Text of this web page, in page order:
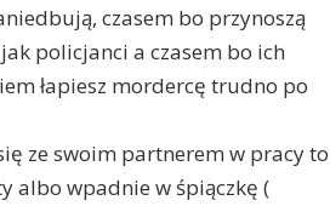
czasem bo przynoszą
policjanci a czasem bo ich
łapiesz mordercę trudno po
ze swoim partnerem w pracy to
albo wpadnie w śpiączkę (